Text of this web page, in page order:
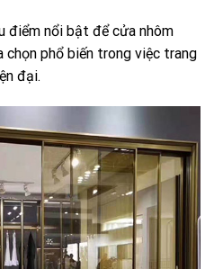
điểm nổi bật để cửa nhôm
chọn phổ biến trong việc trang
đại.